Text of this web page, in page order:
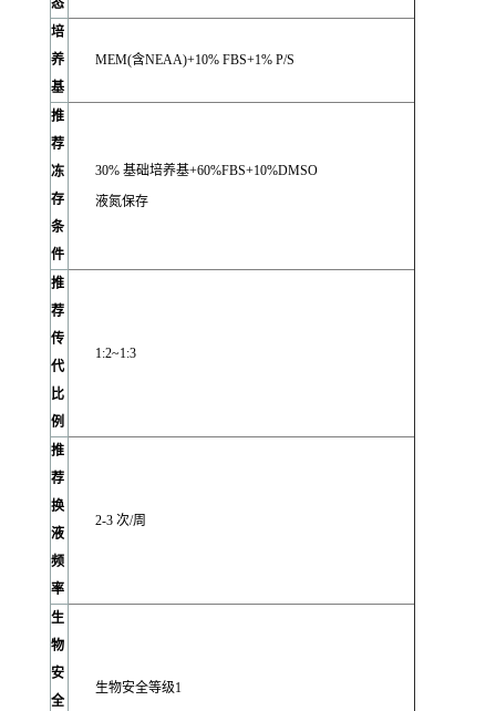
态
培
养
基
MEM(含NEAA)+10% FBS+1% P/S
推
荐
冻
存
条
件
30% 基础培养基+60%FBS+10%DMSO
液氮保存
推
荐
传
代
比
例
1:2~1:3
推
荐
换
液
频
率
2-3 次/周
生
物
安
全
生物安全等级1